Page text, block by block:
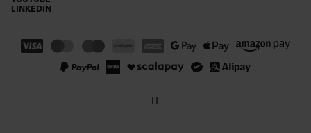
LINKEDIN
IT